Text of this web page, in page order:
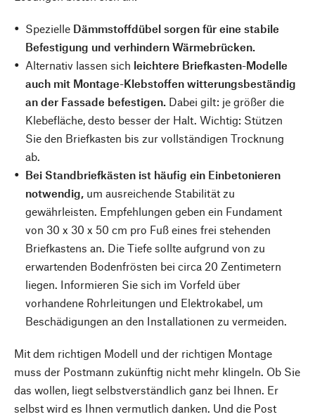
Spezielle Dämmstoffdübel sorgen für eine stabile
Befestigung und verhindern Wärmebrücken.
Alternativ lassen sich leichtere Briefkasten-Modelle
auch mit Montage-Klebstoffen witterungsbeständig
an der Fassade befestigen. Dabei gilt: je größer die
Klebefläche, desto besser der Halt. Wichtig: Stützen
Sie den Briefkasten bis zur vollständigen Trocknung
ab.
Bei Standbriefkästen ist häufig ein Einbetonieren
notwendig, um ausreichende Stabilität zu
gewährleisten. Empfehlungen geben ein Fundament
von 30 x 30 x 50 cm pro Fuß eines frei stehenden
Briefkastens an. Die Tiefe sollte aufgrund von zu
erwartenden Bodenfrösten bei circa 20 Zentimetern
liegen. Informieren Sie sich im Vorfeld über
vorhandene Rohrleitungen und Elektrokabel, um
Beschädigungen an den Installationen zu vermeiden.
Mit dem richtigen Modell und der richtigen Montage
muss der Postmann zukünftig nicht mehr klingeln. Ob Sie
das wollen, liegt selbstverständlich ganz bei Ihnen. Er
selbst wird es Ihnen vermutlich danken. Und die Post